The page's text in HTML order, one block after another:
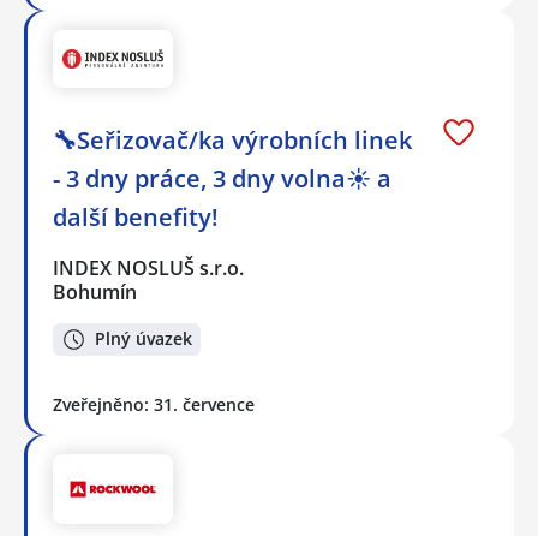
🔧Seřizovač/ka výrobních linek
- 3 dny práce, 3 dny volna☀️ a
další benefity!
INDEX NOSLUŠ s.r.o.
Bohumín
Plný úvazek
Zveřejněno: 31. července